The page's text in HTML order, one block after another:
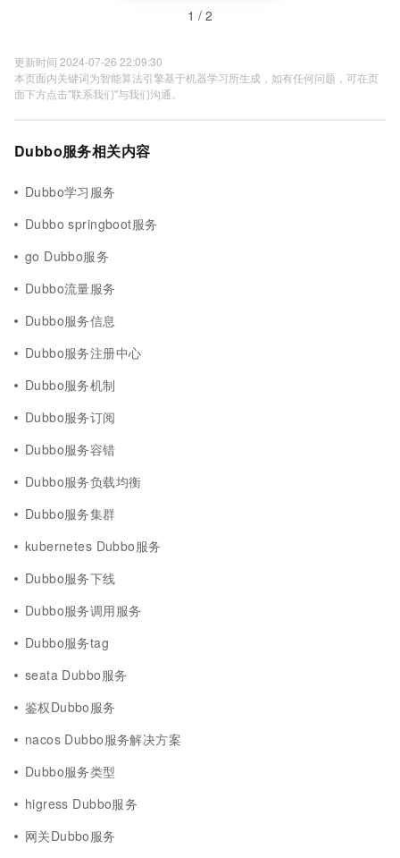
1 / 2
更新时间 2024-07-26 22:09:30
本页面内关键词为智能算法引擎基于机器学习所生成，如有任何问题，可在页
面下方点击"联系我们"与我们沟通。
Dubbo服务相关内容
Dubbo学习服务
Dubbo springboot服务
go Dubbo服务
Dubbo流量服务
Dubbo服务信息
Dubbo服务注册中心
Dubbo服务机制
Dubbo服务订阅
Dubbo服务容错
Dubbo服务负载均衡
Dubbo服务集群
kubernetes Dubbo服务
Dubbo服务下线
Dubbo服务调用服务
Dubbo服务tag
seata Dubbo服务
鉴权Dubbo服务
nacos Dubbo服务解决方案
Dubbo服务类型
higress Dubbo服务
网关Dubbo服务